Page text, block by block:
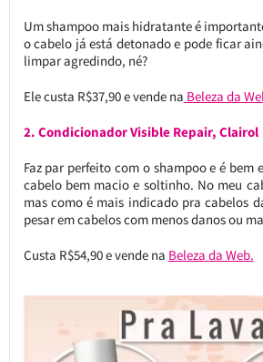
Um shampoo mais hidratante é
o cabelo já está detonado e pode ficar
limpar agredindo, né?
Ele custa R$37,90 e vende na Beleza da
2. Condicionador Visible Repair, Clairol
Faz par perfeito com o shampoo e é bem
cabelo bem macio e soltinho. No meu
mas como é mais indicado pra cabelos
pesar em cabelos com menos danos ou
Custa R$54,90 e vende na Beleza da Web.